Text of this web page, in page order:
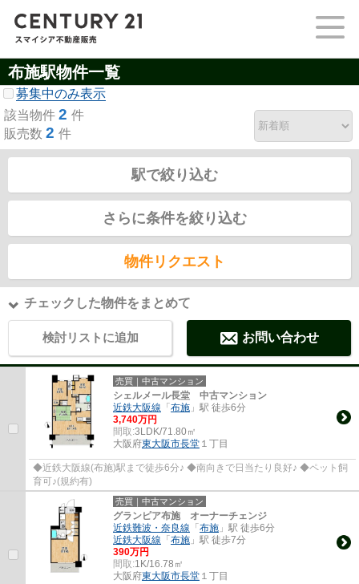
布施駅物件一覧
募集中のみ表示
該当物件 2 件
販売数 2 件
駅で絞り込む
さらに条件を絞り込む
物件リクエスト
チェックした物件をまとめて
検討リストに追加 お問い合わせ
売買｜中古マンション
シェルメール長堂 中古マンション
近鉄大阪線 「布施 」駅 徒歩6分
3,740万円
間取:3LDK/71.80㎡
大阪府東大阪市長堂 １丁目
◆近鉄大阪線(布施)駅まで徒歩6分♪ ◆南向きで日当たり良好♪ ◆ペット飼
育可♪(規約有)
売買｜中古マンション
グランピア布施 オーナーチェンジ
近鉄難波・奈良線 「布施 」駅 徒歩6分
近鉄大阪線 「布施 」駅 徒歩7分
390万円
間取:1K/16.78㎡
大阪府東大阪市長堂 １丁目